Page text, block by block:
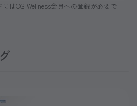
はOG Wellness会員への登録が必要で